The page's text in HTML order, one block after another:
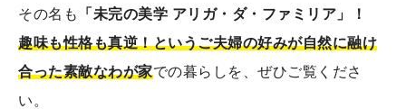
その名も
「未完の美学 アリガ・ダ・ファミリア」！
趣味も性格も真逆！というご夫婦の好みが自然に融け
合った素敵なわが家での暮らしを、ぜひご覧くださ
い。